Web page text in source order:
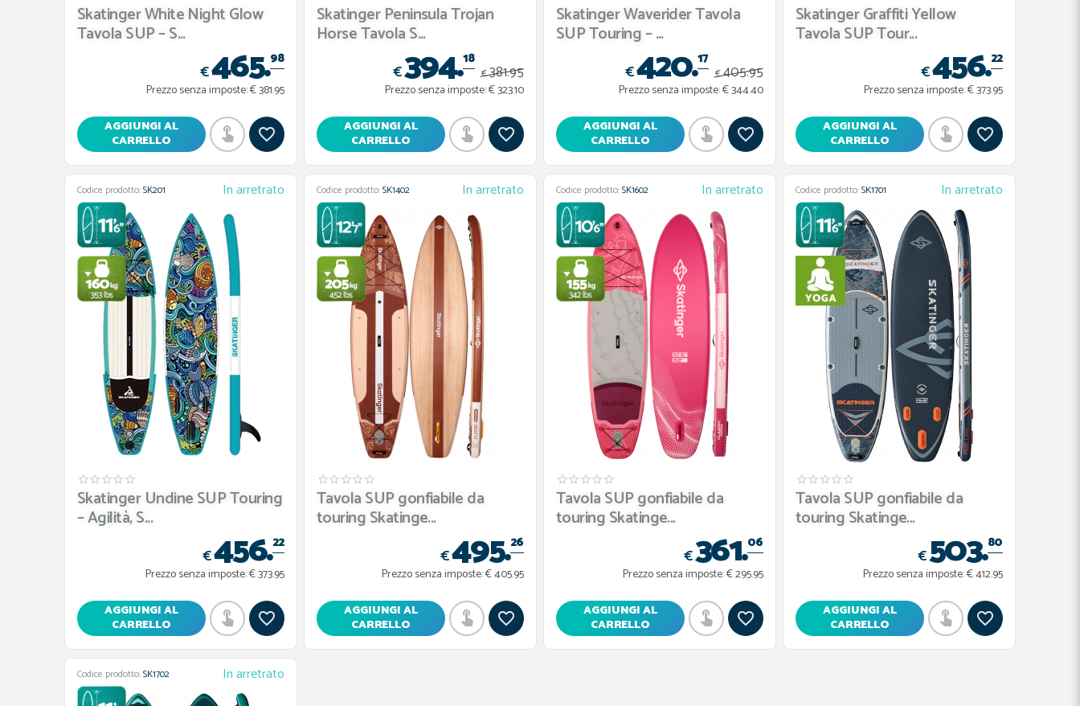
Skatinger White Night Glow
Tavola SUP – S...
€465.98
Prezzo senza imposte:€ 381.95
AGGIUNGI AL
CARRELLO
Skatinger Peninsula Trojan
Horse Tavola S...
€394.18
€381.95
Prezzo senza imposte:€ 323.10
AGGIUNGI AL
CARRELLO
Skatinger Waverider Tavola
SUP Touring – ...
€420.17
€405.95
Prezzo senza imposte:€ 344.40
AGGIUNGI AL
CARRELLO
Skatinger Graffiti Yellow
Tavola SUP Tour...
€456.22
Prezzo senza imposte:€ 373.95
AGGIUNGI AL
CARRELLO
Codice prodotto:SK201 In arretrato
Skatinger Undine SUP Touring
– Agilità, S...
€456.22
Prezzo senza imposte:€ 373.95
AGGIUNGI AL
CARRELLO
Codice prodotto:SK1402 In arretrato
Tavola SUP gonfiabile da
touring Skatinge...
€495.26
Prezzo senza imposte:€ 405.95
AGGIUNGI AL
CARRELLO
Codice prodotto:SK1602 In arretrato
Tavola SUP gonfiabile da
touring Skatinge...
€361.06
Prezzo senza imposte:€ 295.95
AGGIUNGI AL
CARRELLO
Codice prodotto:SK1701 In arretrato
Tavola SUP gonfiabile da
touring Skatinge...
€503.80
Prezzo senza imposte:€ 412.95
AGGIUNGI AL
CARRELLO
Codice prodotto:SK1702 In arretrato